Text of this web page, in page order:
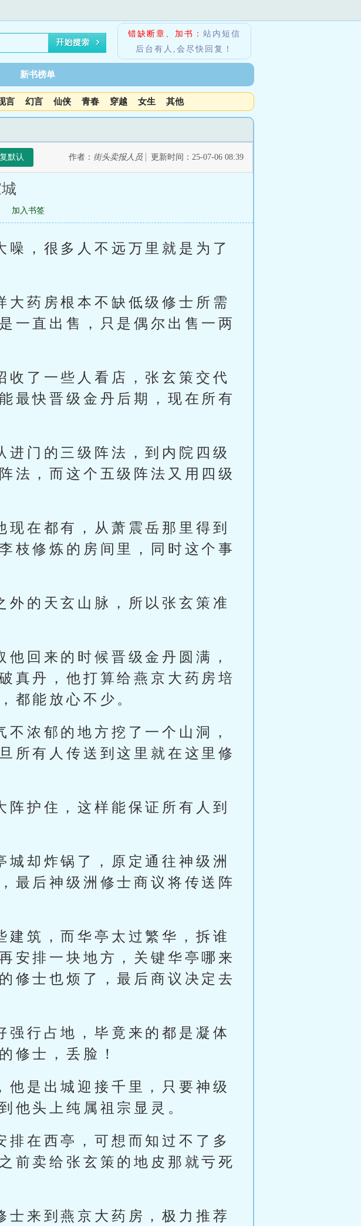
错缺断章、加书： 站内短信
后台有人,会尽快回复！
新书榜单
言 幻言 仙侠 青春 穿越 女生 其他
默认 作者： 街头卖报人员 更新时间：25-07-06 08:39
加入书签
，很多人不远万里就是为了
大药房根本不缺低级修士所需
一直出售，只是偶尔出售一两
收了一些人看店，张玄策交代
最快晋级金丹后期，现在所有
进门的三级阵法，到内院四级
法，而这个五级阵法又用四级
在都有，从萧震岳那里得到
枝修炼的房间里，同时这个事
外的天玄山脉，所以张玄策准
回来的时候晋级金丹圆满，
真丹，他打算给燕京大药房培
都能放心不少。
浓郁的地方挖了一个山洞，
所有人传送到这里就在这里修
护住，这样能保证所有人到
却炸锅了，原定通往神级洲
最后神级洲修士商议将传送阵
建筑，而华亭太过繁华，拆谁
安排一块地方，关键华亭哪来
修士也烦了，最后商议决定去
强行占地，毕竟来的都是凝体
修士，丢脸！
他是出城迎接千里，只要神级
他头上纯属祖宗显灵。
在西亭，可想而知过不了多
前卖给张玄策的地皮那就亏死
士来到燕京大药房，极力推荐